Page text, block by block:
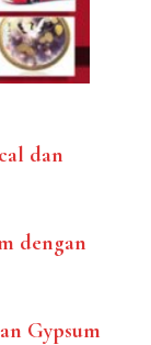
dan
dengan
Gypsum